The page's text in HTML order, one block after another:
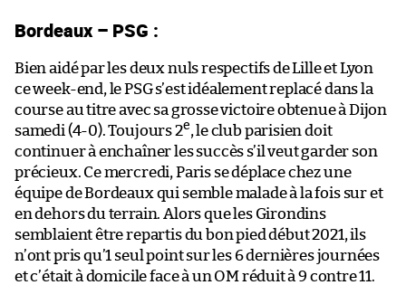
Bordeaux – PSG :
Bien aidé par les deux nuls respectifs de Lille et Lyon
ce week-end, le PSG s’est idéalement replacé dans la
course au titre avec sa grosse victoire obtenue à Dijon
samedi (4-0). Toujours 2e, le club parisien doit
continuer à enchaîner les succès s’il veut garder son
précieux. Ce mercredi, Paris se déplace chez une
équipe de Bordeaux qui semble malade à la fois sur et
en dehors du terrain. Alors que les Girondins
semblaient être repartis du bon pied début 2021, ils
n’ont pris qu’1 seul point sur les 6 dernières journées
et c’était à domicile face à un OM réduit à 9 contre 11.